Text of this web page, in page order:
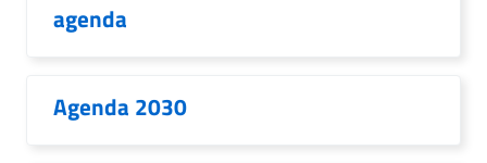
agenda
Agenda 2030